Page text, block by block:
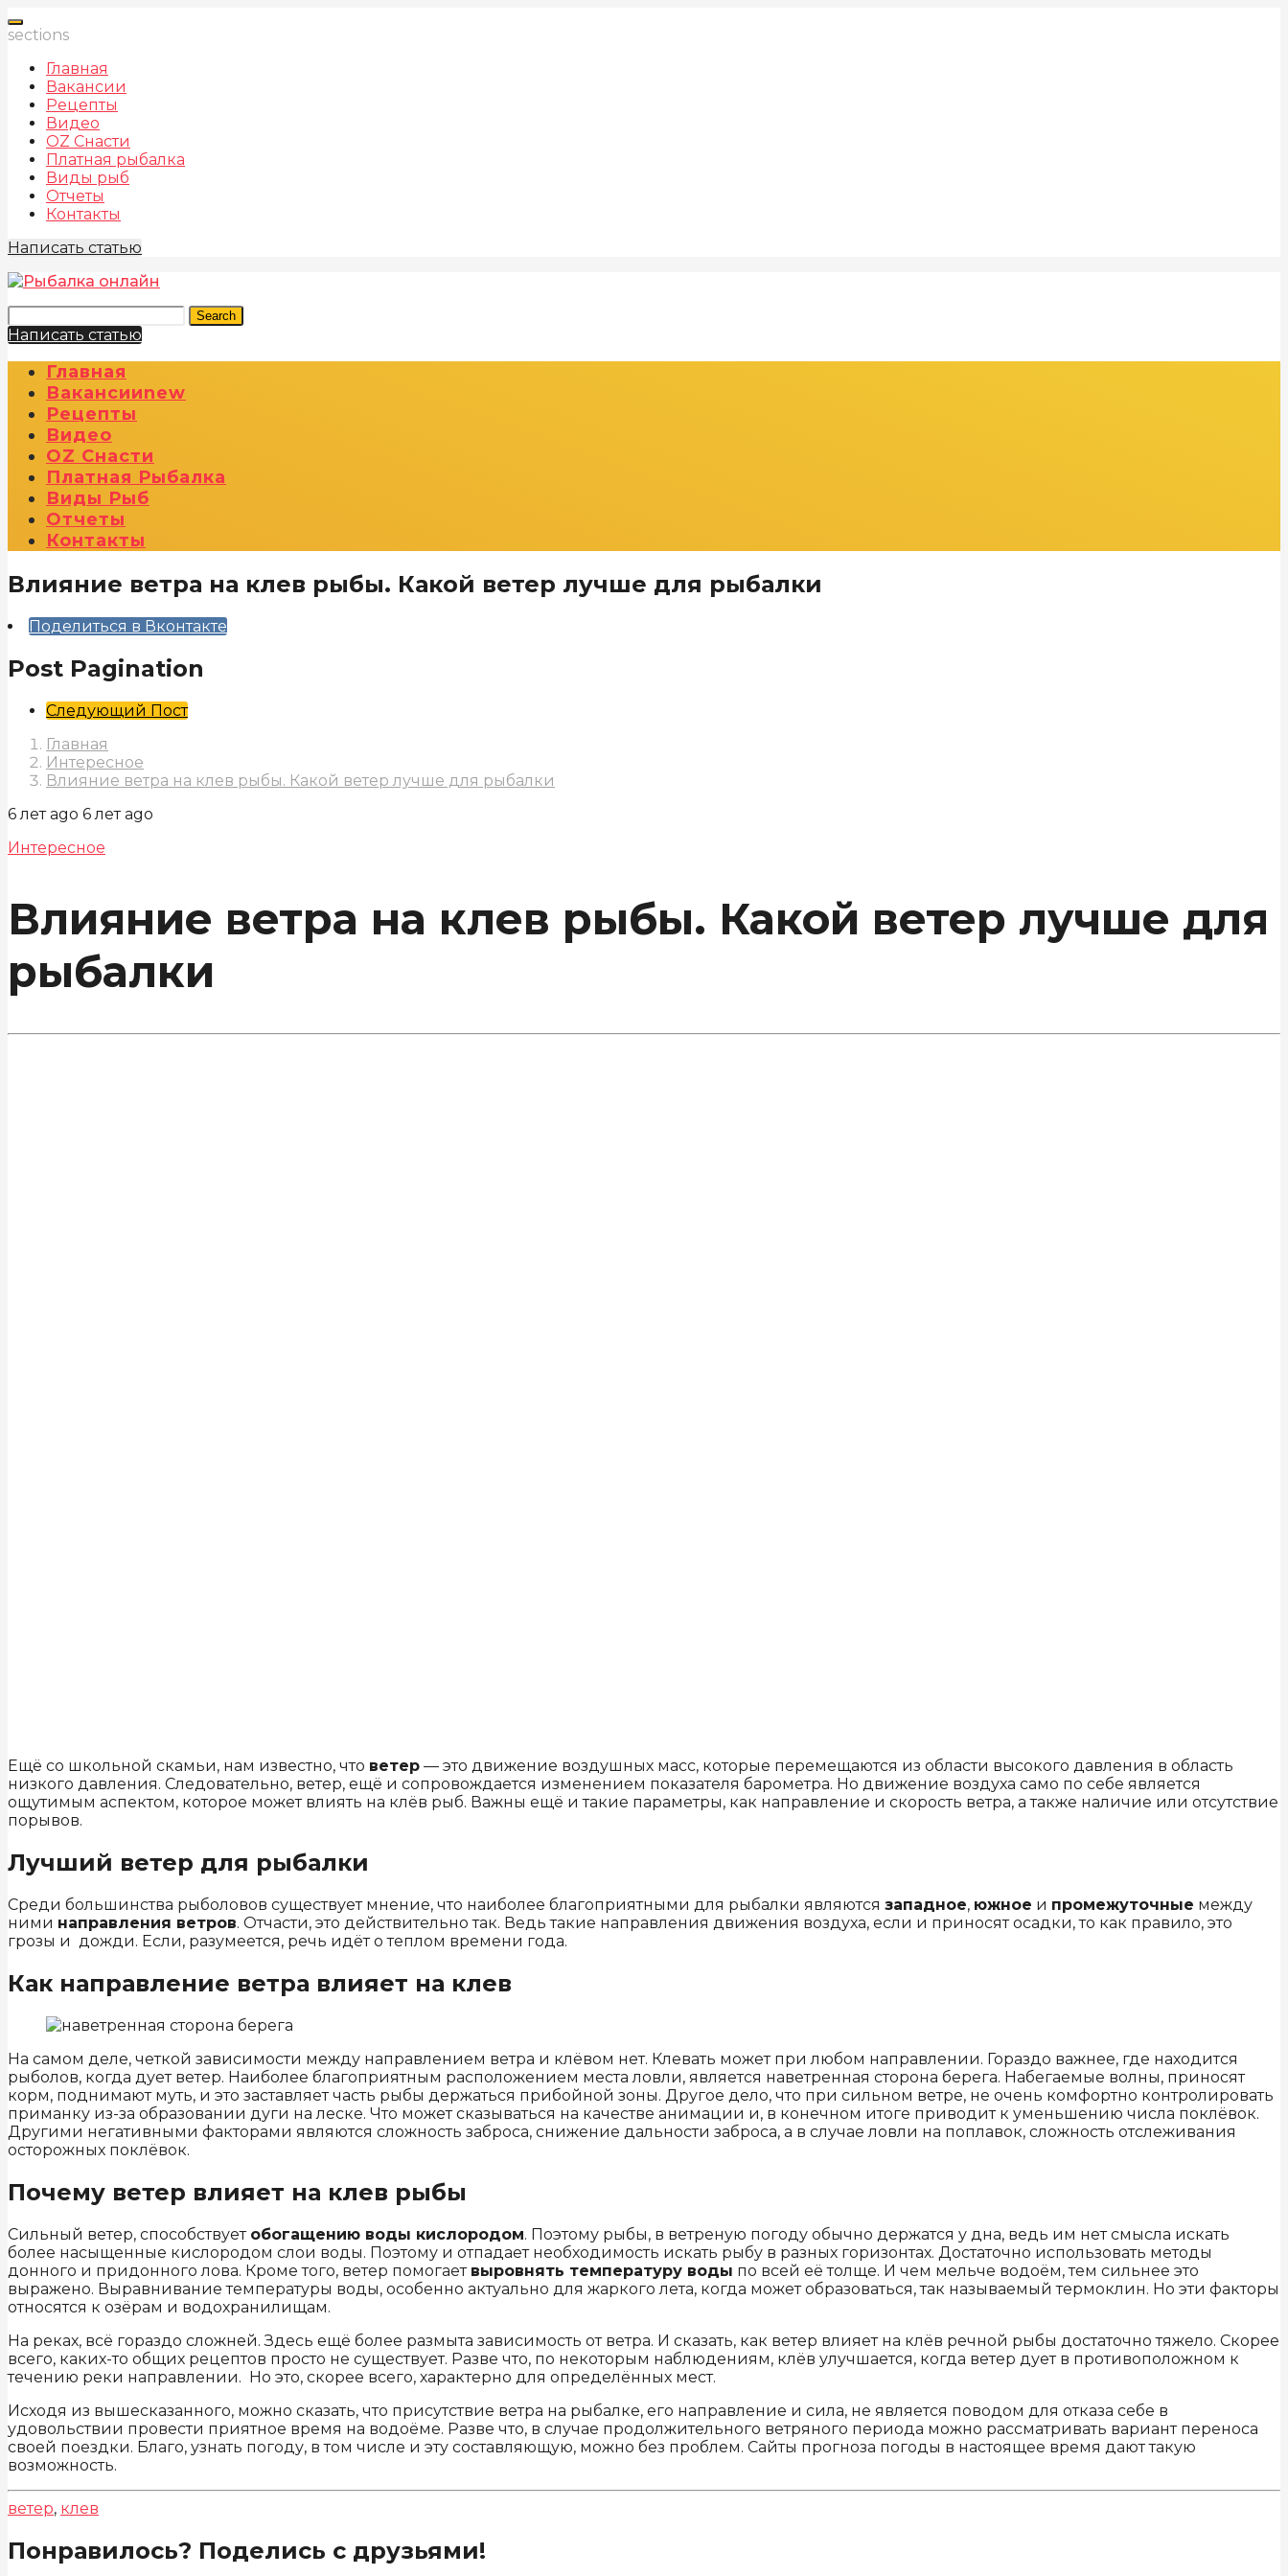
sections
Главная
Вакансии
Рецепты
Видео
OZ Снасти
Платная рыбалка
Виды рыб
Отчеты
Контакты
Написать статью
Search
Написать статью
Главная
ВакансииNew
Рецепты
Видео
OZ Снасти
Платная Рыбалка
Виды Рыб
Отчеты
Контакты
Влияние ветра на клев рыбы. Какой ветер лучше для рыбалки
Поделиться в Вконтакте
Post Pagination
Следующий Пост
Главная
Интересное
Влияние ветра на клев рыбы. Какой ветер лучше для рыбалки
6 лет ago 6 лет ago
Интересное
Влияние ветра на клев рыбы. Какой ветер лучше для
рыбалки
Ещё со школьной скамьи, нам известно, что ветер — это движение воздушных масс, которые перемещаются из области высокого давления в область
низкого давления. Следовательно, ветер, ещё и сопровождается изменением показателя барометра. Но движение воздуха само по себе является
ощутимым аспектом, которое может влиять на клёв рыб. Важны ещё и такие параметры, как направление и скорость ветра, а также наличие или отсутствие
порывов.
Лучший ветер для рыбалки
Среди большинства рыболовов существует мнение, что наиболее благоприятными для рыбалки являются западное, южное и промежуточные между
ними направления ветров. Отчасти, это действительно так. Ведь такие направления движения воздуха, если и приносят осадки, то как правило, это
грозы и дожди. Если, разумеется, речь идёт о теплом времени года.
Как направление ветра влияет на клев
На самом деле, четкой зависимости между направлением ветра и клёвом нет. Клевать может при любом направлении. Гораздо важнее, где находится
рыболов, когда дует ветер. Наиболее благоприятным расположением места ловли, является наветренная сторона берега. Набегаемые волны, приносят
корм, поднимают муть, и это заставляет часть рыбы держаться прибойной зоны. Другое дело, что при сильном ветре, не очень комфортно контролировать
приманку из-за образовании дуги на леске. Что может сказываться на качестве анимации и, в конечном итоге приводит к уменьшению числа поклёвок.
Другими негативными факторами являются сложность заброса, снижение дальности заброса, а в случае ловли на поплавок, сложность отслеживания
осторожных поклёвок.
Почему ветер влияет на клев рыбы
Сильный ветер, способствует обогащению воды кислородом. Поэтому рыбы, в ветреную погоду обычно держатся у дна, ведь им нет смысла искать
более насыщенные кислородом слои воды. Поэтому и отпадает необходимость искать рыбу в разных горизонтах. Достаточно использовать методы
донного и придонного лова. Кроме того, ветер помогает выровнять температуру воды по всей её толще. И чем мельче водоём, тем сильнее это
выражено. Выравнивание температуры воды, особенно актуально для жаркого лета, когда может образоваться, так называемый термоклин. Но эти факторы
относятся к озёрам и водохранилищам.
На реках, всё гораздо сложней. Здесь ещё более размыта зависимость от ветра. И сказать, как ветер влияет на клёв речной рыбы достаточно тяжело. Скорее
всего, каких-то общих рецептов просто не существует. Разве что, по некоторым наблюдениям, клёв улучшается, когда ветер дует в противоположном к
течению реки направлении. Но это, скорее всего, характерно для определённых мест.
Исходя из вышесказанного, можно сказать, что присутствие ветра на рыбалке, его направление и сила, не является поводом для отказа себе в
удовольствии провести приятное время на водоёме. Разве что, в случае продолжительного ветряного периода можно рассматривать вариант переноса
своей поездки. Благо, узнать погоду, в том числе и эту составляющую, можно без проблем. Сайты прогноза погоды в настоящее время дают такую
возможность.
ветер, клев
Понравилось? Поделись с друзьями!